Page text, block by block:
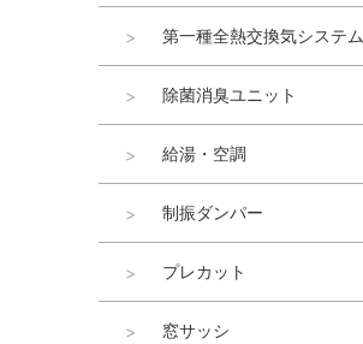
第一種全熱交換気システム
除菌消臭ユニット
給湯・空調
制振ダンパー
プレカット
窓サッシ